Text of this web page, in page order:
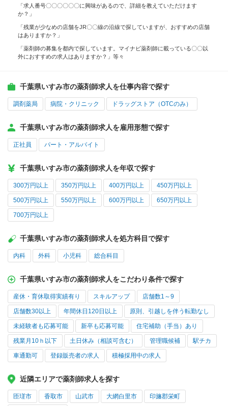
「求人番号〇〇〇〇〇〇に興味があるので、詳細を教えていただけます
か？」
「残業が少なめの店舗をJR〇〇線の沿線で探していますが、おすすめの店舗
はありますか？」
「薬剤師の募集を都内で探しています。マイナビ薬剤師に載っている〇〇以
外におすすめの求人はありますか？」等々
千葉県いすみ市の薬剤師求人を仕事内容で探す
調剤薬局 病院・クリニック ドラッグストア（OTCのみ）
千葉県いすみ市の薬剤師求人を雇用形態で探す
正社員 パート・アルバイト
千葉県いすみ市の薬剤師求人を年収で探す
300万円以上 350万円以上 400万円以上 450万円以上
500万円以上 550万円以上 600万円以上 650万円以上
700万円以上
千葉県いすみ市の薬剤師求人を処方科目で探す
内科 外科 小児科 総合科目
千葉県いすみ市の薬剤師求人をこだわり条件で探す
産休・育休取得実績有り スキルアップ 店舗数1～9
店舗数30以上 年間休日120日以上 原則、引越しを伴う転勤なし
未経験者も応募可能 新卒も応募可能 住宅補助（手当）あり
残業月10ｈ以下 土日休み（相談可含む） 管理職候補 駅チカ
車通勤可 登録販売者の求人 積極採用中の求人
近隣エリアで薬剤師求人を探す
匝瑳市 香取市 山武市 大網白里市 印旛郡栄町